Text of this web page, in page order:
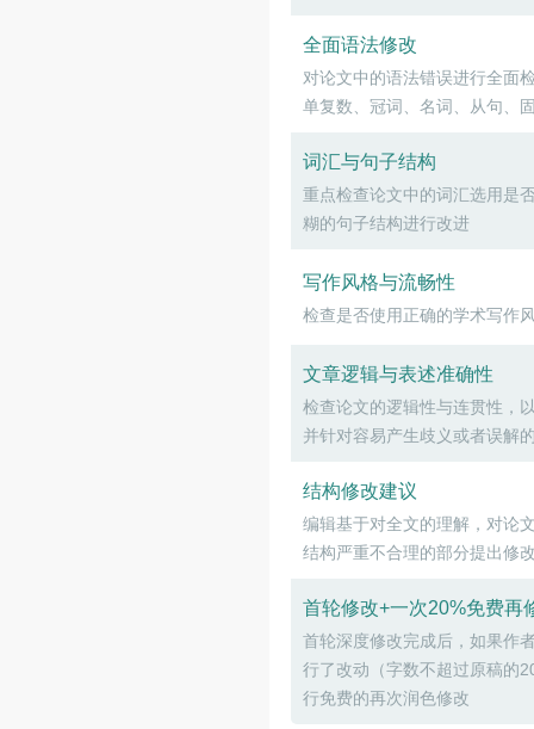
全面语法修改
对论文中的语法错误进行全面
单复数、冠词、名词、从句、
词汇与句子结构
重点检查论文中的词汇选用是
糊的句子结构进行改进
写作风格与流畅性
检查是否使用正确的学术写作
文章逻辑与表述准确性
检查论文的逻辑性与连贯性，
并针对容易产生歧义或者误解
结构修改建议
编辑基于对全文的理解，对论
结构严重不合理的部分提出修
首轮修改+一次20%免费再
首轮深度修改完成后，如果作
行了改动（字数不超过原稿的
行免费的再次润色修改